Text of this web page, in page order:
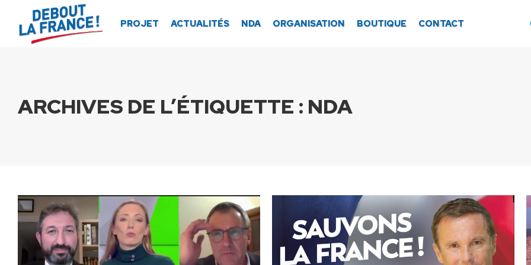
PROJET ACTUALITÉS NDA ORGANISATION BOUTIQUE CONTACT
ARCHIVES DE L’ÉTIQUETTE : NDA
Panneau de gestion des cookies